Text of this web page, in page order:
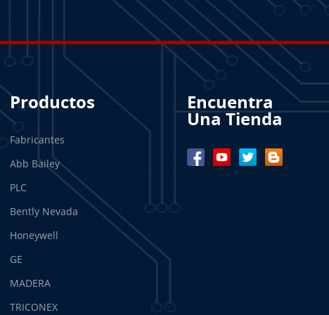
Productos
Fabricantes
Abb Bailey
PLC
Bently Nevada
Honeywell
GE
MADERA
TRICONEX
Encuentra
Una Tienda